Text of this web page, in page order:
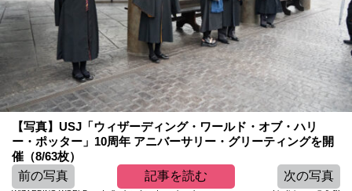
【写真】USJ「ウィザーディング・ワールド・オブ・ハリ
ー・ポッター」10周年 アニバーサリー・グリーティングを開
催（8/63枚）
前の写真
記事を読む 次の写真